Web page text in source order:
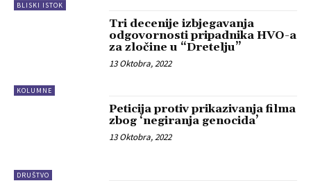
BLISKI ISTOK
KOLUMNE
Tri decenije izbjegavanja
odgovornosti pripadnika HVO-a
za zločine u “Dretelju”
13 Oktobra, 2022
DRUŠTVO
Peticija protiv prikazivanja filma
zbog ‘negiranja genocida’
13 Oktobra, 2022